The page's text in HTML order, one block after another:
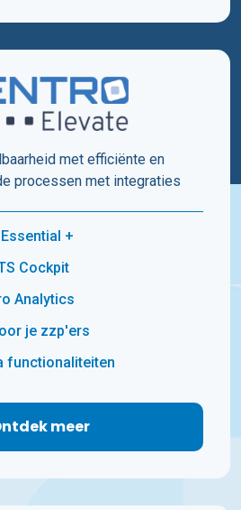
met efficiënte en
processen met integraties
+
Cockpit
Analytics
je zzp'ers
functionaliteiten
meer